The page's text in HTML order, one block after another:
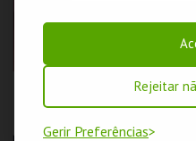
Rejeitar
Gerir Preferências
COMPRAR